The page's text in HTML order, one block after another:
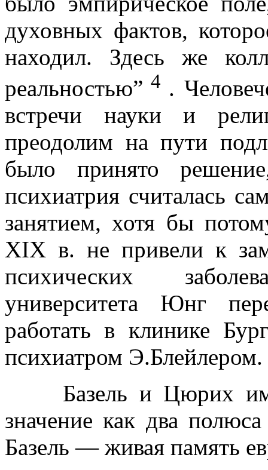
духовных фактов,
находил. Здесь же
реальностью” 4 .
встречи науки и
преодолим на пути
было принято
психиатрия считалась
занятием, хотя бы
XIX в. не привели к
психических
университета Юнг
работать в клинике
психиатром Э.Блейлером.
Базель и Цюрих
значение как два
Базель — живая память